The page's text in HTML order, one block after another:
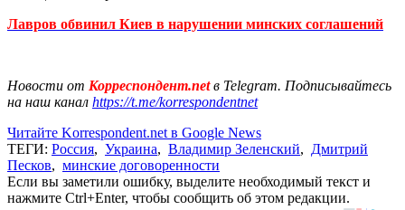
Лавров обвинил Киев в нарушении минских соглашений
Новости от Корреспондент.netв Telegram. Подписывайтесь
на наш канал https://t.me/korrespondentnet
Читайте Korrespondent.net в Google News
ТЕГИ: Россия, Украина, Владимир Зеленский, Дмитрий
Песков, минские договоренности
Если вы заметили ошибку, выделите необходимый текст и
нажмите Ctrl+Enter, чтобы сообщить об этом редакции.